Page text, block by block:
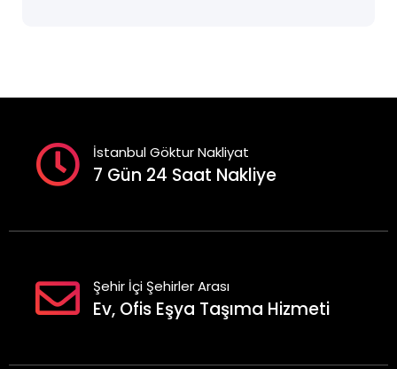
İstanbul Göktur Nakliyat
7 Gün 24 Saat Nakliye
Şehir İçi Şehirler Arası
Ev, Ofis Eşya Taşıma Hizmeti